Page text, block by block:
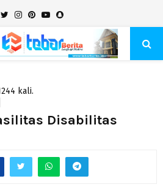
TwitterInstagram
Pinterest
YoutubeSnapchat
kali.
Disabilitas